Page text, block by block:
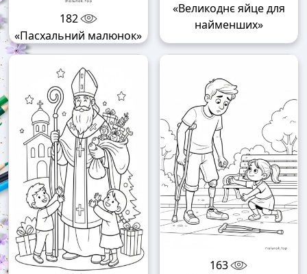
182
«Пасхальний малюнок»
«Великоднє яйце для
найменших»
163